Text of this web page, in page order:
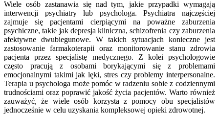
Wiele osób zastanawia się nad tym, jakie przypadki wymagają
interwencji psychiatry lub psychologa. Psychiatra najczęściej
zajmuje się pacjentami cierpiącymi na poważne zaburzenia
psychiczne, takie jak depresja kliniczna, schizofrenia czy zaburzenia
afektywne dwubiegunowe. W takich sytuacjach konieczne jest
zastosowanie farmakoterapii oraz monitorowanie stanu zdrowia
pacjenta przez specjalistę medycznego. Z kolei psychologowie
często pracują z osobami borykającymi się z problemami
emocjonalnymi takimi jak lęki, stres czy problemy interpersonalne.
Terapia u psychologa może pomóc w radzeniu sobie z codziennymi
trudnościami oraz poprawić jakość życia pacjentów. Warto również
zauważyć, że wiele osób korzysta z pomocy obu specjalistów
jednocześnie w celu uzyskania kompleksowej opieki zdrowotnej.